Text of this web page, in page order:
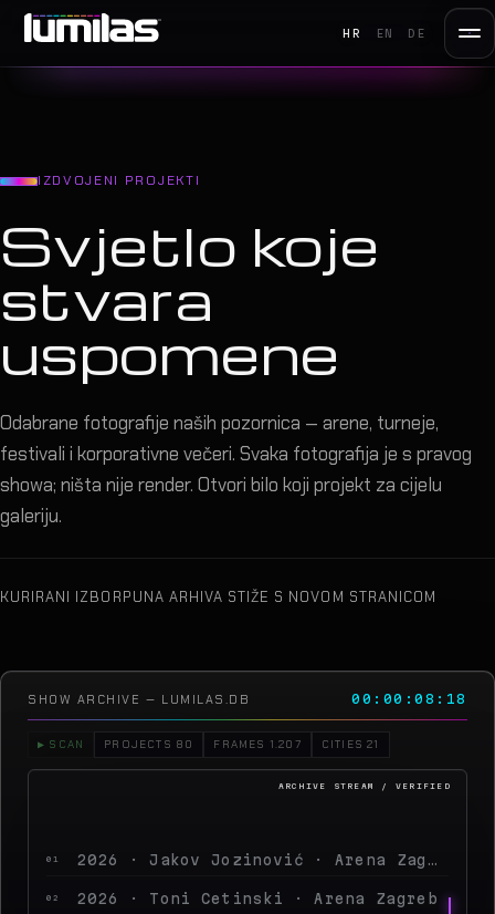
HR EN DE
IZDVOJENI PROJEKTI
Svjetlo koje
stvara
uspomene
Odabrane fotografije naših pozornica — arene, turneje,
festivali i korporativne večeri. Svaka fotografija je s pravog
showa; ništa nije render. Otvori bilo koji projekt za cijelu
galeriju.
KURIRANI IZBORPUNA ARHIVA STIŽE S NOVOM STRANICOM
SHOW ARCHIVE — LUMILAS.DB 00:00:13:06
▶ SCAN PROJECTS 80 FRAMES 1.207 CITIES 21
02 2026 · Toni Cetinski · Arena Zagreb
03 2026 · Sergej Ćetković · Arena Zagreb